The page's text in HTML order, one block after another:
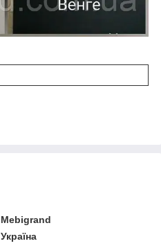
Mebigrand
Україна